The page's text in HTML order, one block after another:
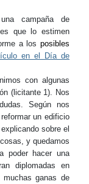
campaña de
que lo estimen
a los posibles
en el Día de
con algunas
(licitante 1). Nos
Según nos
un edificio
sobre el
y quedamos
poder hacer una
diplomadas en
ganas de